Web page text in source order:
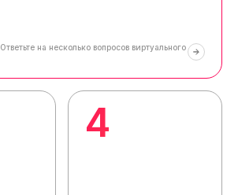
Ответьте на несколько вопросов виртуального
4